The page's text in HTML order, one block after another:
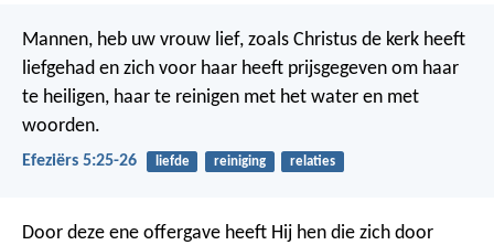
Mannen, heb uw vrouw lief, zoals Christus de kerk heeft
liefgehad en zich voor haar heeft prijsgegeven om haar
te heiligen, haar te reinigen met het water en met
woorden.
Efeziërs 5:25-26 liefde reiniging relaties
Door deze ene offergave heeft Hij hen die zich door